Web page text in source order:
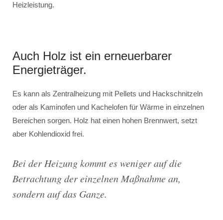
Heizleistung.
Auch Holz ist ein erneuerbarer
Energieträger.
Es kann als Zentralheizung mit Pellets und Hackschnitzeln
oder als Kaminofen und Kachelofen für Wärme in einzelnen
Bereichen sorgen. Holz hat einen hohen Brennwert, setzt
aber Kohlendioxid frei.
Bei der Heizung kommt es weniger auf die
Betrachtung der einzelnen Maßnahme an,
sondern auf das Ganze.